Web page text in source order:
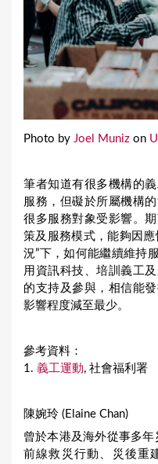
Photo by Joel Muniz on
筆者知道有很多機構的
服務，但礙於所屬機構
很多服務對象受影響。
策及服務模式，能夠因
況”下，如何能繼續維持
用資訊科技、培訓義工
的支持及參與，相信能
影響程度減至最少。
參考資料：
1. 義工運動, 社會福利署
陳婉玲 (Elaine Chan)
曾於本港及海外從事多
前線救災行動、災後重